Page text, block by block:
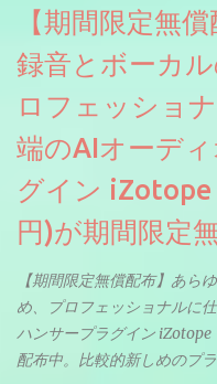
【期間限定無
録音とボーカ
ロフェッショ
端のAIオーデ
グイン iZotope
円)が期間限定
【期間限定無償配布】あら
め、プロフェッショナルに
ハンサープラグイン
配布中。比較的新しめのプ